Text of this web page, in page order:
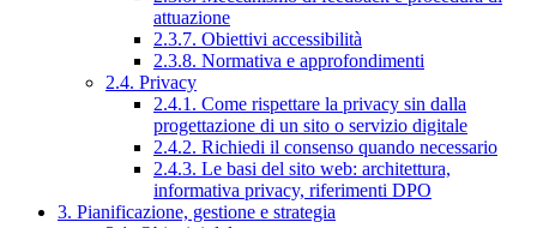
attuazione
2.3.7. Obiettivi accessibilità
2.3.8. Normativa e approfondimenti
2.4. Privacy
2.4.1. Come rispettare la privacy sin dalla
progettazione di un sito o servizio digitale
2.4.2. Richiedi il consenso quando necessario
2.4.3. Le basi del sito web: architettura,
informativa privacy, riferimenti DPO
3. Pianificazione, gestione e strategia